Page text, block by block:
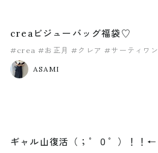
creaビジューバッグ福袋♡
#crea #お正月 #クレア #サーティワン
ASAMI
ギャル山復活（；゜０゜）！！←